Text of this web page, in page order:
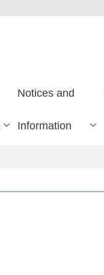
Notices and
Information